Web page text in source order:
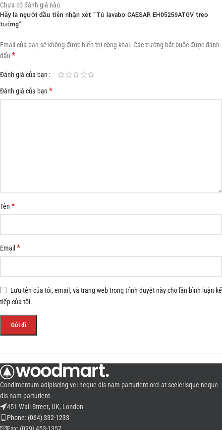
Chưa có đánh giá nào.
Hãy là người đầu tiên nhận xét “Tủ lavabo CAESAR EH05259ATGV treo
tường”
Email của bạn sẽ không được hiển thị công khai. Các trường bắt buộc được đánh
dấu *
Đánh giá của bạn
Đánh giá của bạn *
Tên *
Email*
Lưu tên của tôi, email, và trang web trong trình duyệt này cho lần bình luận kế
tiếp của tôi.
Condimentum adipiscing vel neque dis nam parturient orci at scelerisque neque
dis nam parturient.
451 Wall Street, UK, London
Phone: (064) 332-1233
Fax: (099) 453-1357